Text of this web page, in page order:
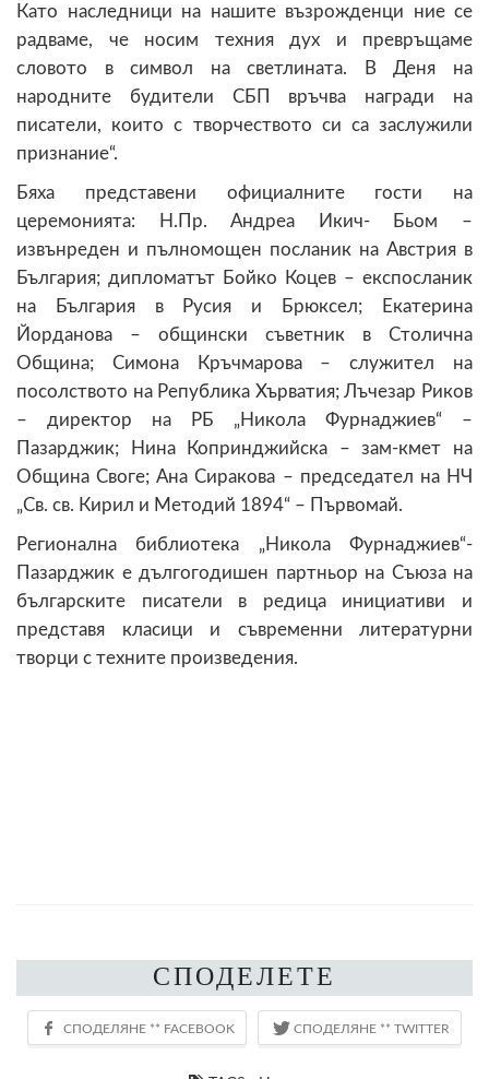
Като наследници на нашите възрожденци ние се
радваме, че носим техния дух и превръщаме
словото в символ на светлината. В Деня на
народните будители СБП връчва награди на
писатели, които с творчеството си са заслужили
признание“.
Бяха представени официалните гости на
церемонията: Н.Пр. Андреа Икич- Бьом –
извънреден и пълномощен посланик на Австрия в
България; дипломатът Бойко Коцев – експосланик
на България в Русия и Брюксел; Екатерина
Йорданова – общински съветник в Столична
Община; Симона Кръчмарова – служител на
посолството на Република Хърватия; Лъчезар Риков
– директор на РБ „Никола Фурнаджиев“ –
Пазарджик; Нина Копринджийска – зам-кмет на
Община Своге; Ана Сиракова – председател на НЧ
„Св. св. Кирил и Методий 1894“ – Първомай.
Регионална библиотека „Никола Фурнаджиев“-
Пазарджик е дългогодишен партньор на Съюза на
българските писатели в редица инициативи и
представя класици и съвременни литературни
творци с техните произведения.
СПОДЕЛЕТЕ